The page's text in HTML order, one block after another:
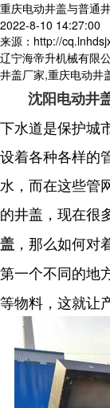
重庆电动井盖与普通
2022-8-10 14:27:00
来源：http://
辽宁海帝升机械有限
井盖厂家,重庆电动井
沈阳电动井
下水道是保护城
设着各种各样的
水，而在这些管
的井盖，现在很
盖 ，那么如何
第一个不同的地
等物料，这就让